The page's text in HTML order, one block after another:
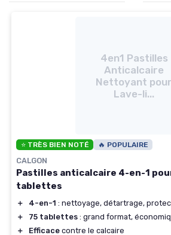
4en1 Pastilles
Anticalcaire
Nettoyant pour
Lave-li...
⭐ TRÈS BIEN NOTÉ 🔥 POPULAIRE
CALGON
Pastilles anticalcaire 4-en-1
tablettes
＋ 4-en-1 : nettoyage, détartrage,
＋
75 tablettes : grand format,
＋
Efficace contre le calcaire